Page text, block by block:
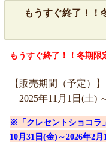
もうすぐ終了！！
もうすぐ終了！！冬期限
【販売期間（予定）】
2025年11月1日(土)
※「クレセントショコラ
10月31日(金)～2026年2